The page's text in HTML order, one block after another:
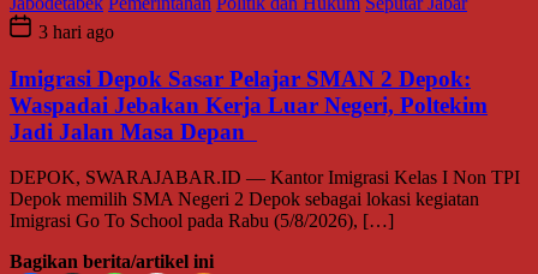
3 hari ago
Imigrasi Depok Sasar Pelajar SMAN 2 Depok:
Waspadai Jebakan Kerja Luar Negeri, Poltekim
Jadi Jalan Masa Depan
DEPOK, SWARAJABAR.ID — Kantor Imigrasi Kelas I Non TPI
Depok memilih SMA Negeri 2 Depok sebagai lokasi kegiatan
Imigrasi Go To School pada Rabu (5/8/2026), […]
Bagikan berita/artikel ini